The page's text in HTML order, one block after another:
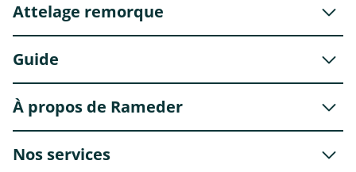
Attelage remorque
Guide
À propos de Rameder
Nos services